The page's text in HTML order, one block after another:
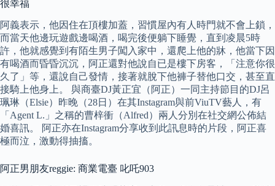
很幸福
阿義表示，他因住在頂樓加蓋，習慣屋內有人時門就不會上鎖，
而當天他邊玩遊戲邊喝酒，喝完後便躺下睡覺，直到凌晨5時
許，他就感覺到有陌生男子闖入家中，還爬上他的牀，他當下因
有喝酒而昏昏沉沉，阿正還對他說自已是樓下房客，「注意你很
久了」等，還說自己發情，接著就脫下他褲子替他口交，甚至直
接騎上他身上。 與商臺DJ黃正宜（阿正）一同主持節目的DJ呂
珮琳（Elsie）昨晚（28日）在其Instagram與前ViuTV藝人，有
「Agent L.」之稱的曹梓衝（Alfred）兩人分別在社交網公佈結
婚喜訊。 阿正亦在Instagram分享收到此訊息時的片段，阿正喜
極而泣，激動得抽搐。
阿正男朋友reggie: 商業電臺 叱吒903